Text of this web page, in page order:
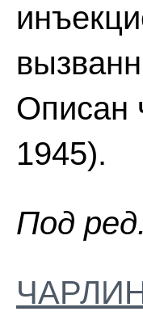
Описан
1945).
Пoд